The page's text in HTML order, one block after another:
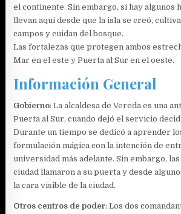
el continente. Sin embargo, si hay algunos
llevan aquí desde que la isla se creó,
campos y cuidan del bosque.
Las fortalezas que protegen ambos
Mar en el este y Puerta al Sur en el oeste.
Información General
Gobierno: La alcaldesa de Vereda es una
Puerta al Sur, cuando dejó el servicio
Durante un tiempo se dedicó a aprender
formulación mágica con la intención de
universidad más adelante. Sin embargo,
ciudad llamaron a su puerta y desde
la cara visible de la ciudad.
Otros centros de poder: Los dos